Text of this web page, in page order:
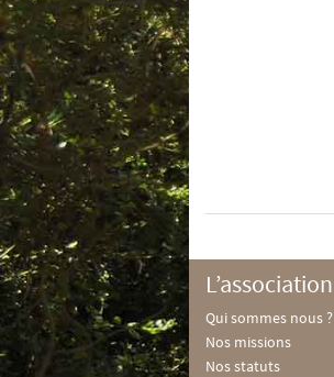
L’association
Qui sommes nous ?
Nos missions
Nos statuts